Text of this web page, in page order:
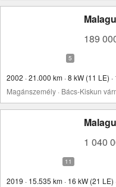
189
2002 · 21.000 km · 8 kW (11 LE) ·
Magánszemély · Bács-Kiskun
1 040
2019 · 15.535 km · 16 kW (21